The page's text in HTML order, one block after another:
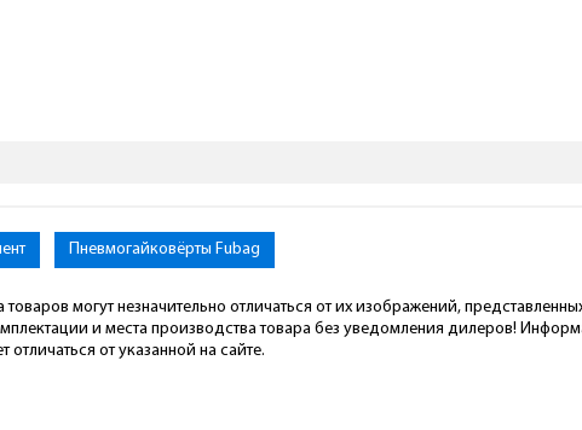
Пневмогайковёрты Fubag
могут незначительно отличаться от их изображений,
и места производства товара без уведомления дилеров!
от указанной на сайте.